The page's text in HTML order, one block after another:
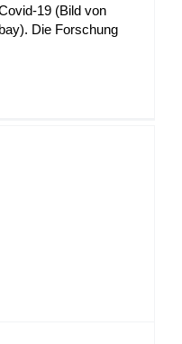
19 (Bild von
Die Forschung